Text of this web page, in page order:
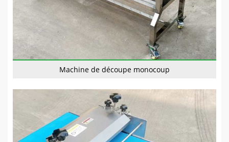
Machine de découpe monocoup